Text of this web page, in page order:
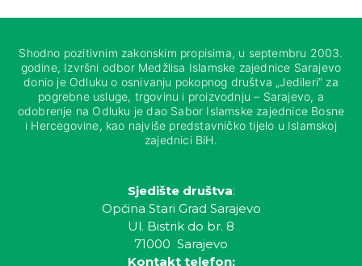
Shodno pozitivnim zakonskim propisima, u septembru 2003.
godine, Izvršni odbor Medžlisa Islamske zajednice Sarajevo
donio je Odluku o osnivanju pokopnog društva „Jedileri“ za
pogrebne usluge, trgovinu i proizvodnju – Sarajevo, a
odobrenje na Odluku je dao Sabor Islamske zajednice Bosne
i Hercegovine, kao najviše predstavničko tijelo u Islamskoj
zajednici BiH.
Sjedište društva:
Općina Stari Grad Sarajevo
Ul. Bistrik do br. 8
71000 Sarajevo
Kontakt telefon: